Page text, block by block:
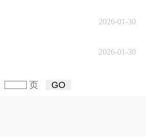
2026-01-30
2026-01-30
页